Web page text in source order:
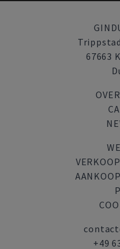
67663
+49